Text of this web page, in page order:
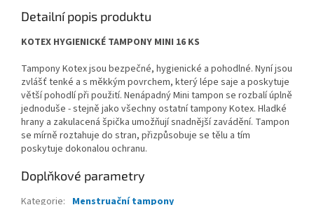
Detailní popis produktu
KOTEX HYGIENICKÉ TAMPONY MINI 16 KS
Tampony Kotex jsou bezpečné, hygienické a pohodlné. Nyní jsou
zvlášť tenké a s měkkým povrchem, který lépe saje a poskytuje
větší pohodlí při použití. Nenápadný Mini tampon se rozbalí úplně
jednoduše - stejně jako všechny ostatní tampony Kotex. Hladké
hrany a zakulacená špička umožňují snadnější zavádění. Tampon
se mírně roztahuje do stran, přizpůsobuje se tělu a tím
poskytuje dokonalou ochranu.
Doplňkové parametry
Kategorie: Menstruační tampony